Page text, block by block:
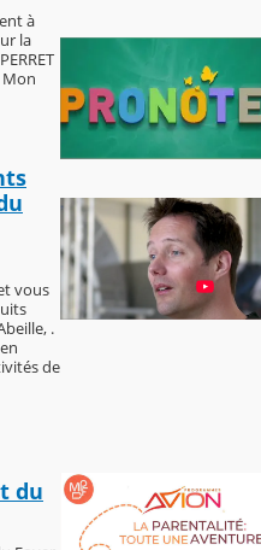
à
la
Mon
vous
.
de
du